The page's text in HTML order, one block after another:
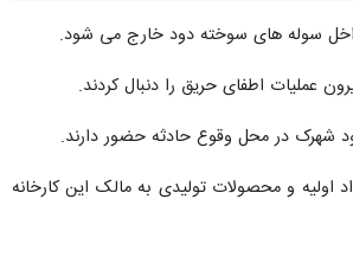
داخل سوله های سوخته دود خارج می شود.
شهرک در محل وقوع حادثه حضور دارند.
اولیه و محصولات تولیدی به مالک این کارخانه